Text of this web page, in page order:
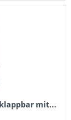
mit...